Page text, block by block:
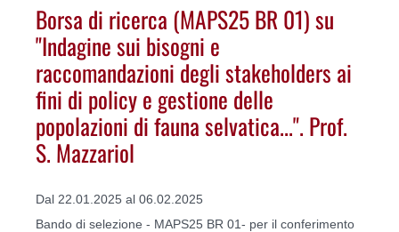
Borsa di ricerca (MAPS25 BR 01) su
"Indagine sui bisogni e
raccomandazioni degli stakeholders ai
fini di policy e gestione delle
popolazioni di fauna selvatica...". Prof.
S. Mazzariol
Dal 22.01.2025 al 06.02.2025
Bando di selezione - MAPS25 BR 01- per il conferimento